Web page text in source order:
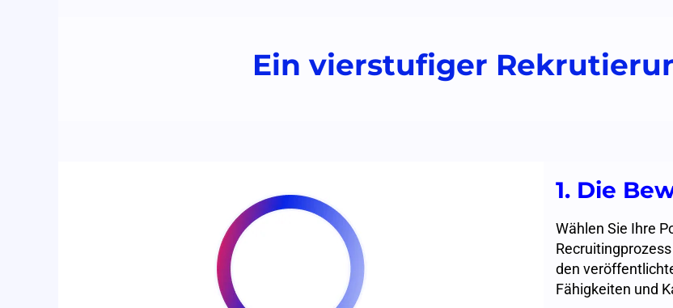
Ein vierstufiger
1. Die
Wählen Sie Ihre
den
Fähigkeiten und